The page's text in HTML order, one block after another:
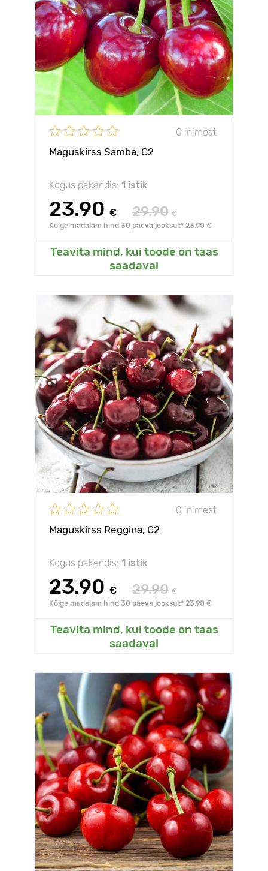
0 inimest
Maguskirss Samba, С2
Kogus pakendis: 1 istik
23.90 € 29.90 €
Kõige madalam hind 30 päeva jooksul:* 23.90 €
Teavita mind, kui toode on taas
saadaval
0 inimest
Maguskirss Reggina, С2
Kogus pakendis: 1 istik
23.90 € 29.90 €
Kõige madalam hind 30 päeva jooksul:* 23.90 €
Teavita mind, kui toode on taas
saadaval